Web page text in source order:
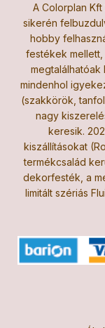
A Colorplan
sikerén
hobby
festékek mellett,
megtalálhatóak
mindenhol
(szakkörök,
nagy
keresik.
kiszállításokat
termékcsalád
dekorfesték, a
limitált szériás